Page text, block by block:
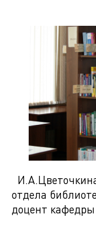
отдела
доцент